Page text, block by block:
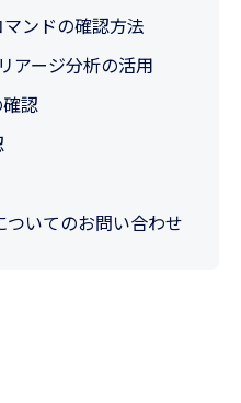
ンドの確認方法
アージ分析の活用
認
いてのお問い合わせ